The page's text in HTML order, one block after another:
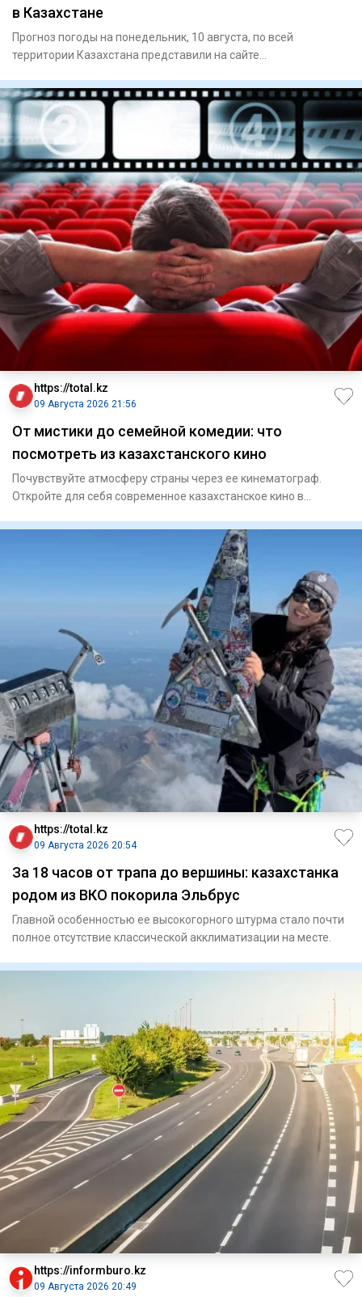
в Казахстане
Прогноз погоды на понедельник, 10 августа, по всей
территории Казахстана представили на сайте
https://total.kz
09 Августа 2026 21:56
От мистики до семейной комедии: что
посмотреть из казахстанского кино
Почувствуйте атмосферу страны через ее кинематограф.
Откройте для себя современное казахстанское кино в
https://total.kz
09 Августа 2026 20:54
За 18 часов от трапа до вершины: казахстанка
родом из ВКО покорила Эльбрус
Главной особенностью ее высокогорного штурма стало почти
полное отсутствие классической акклиматизации на месте.
https://informburo.kz
09 Августа 2026 20:49